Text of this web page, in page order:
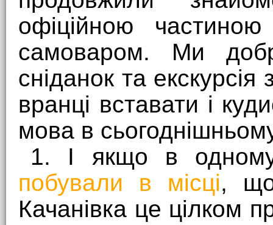
офіційною
самоваром. Ми
сніданок та
вранці вставати і
мова в
1. І якщо в
побували в місці, що
Качанівка це цілком